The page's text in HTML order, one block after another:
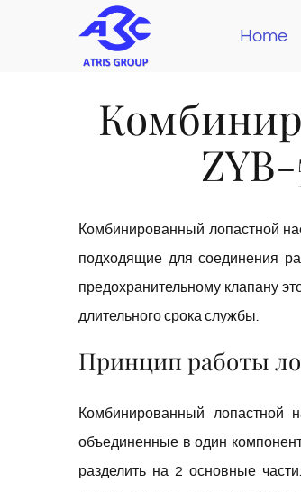
Home
Комбинированный лопастной
подходящие для соединения
предохранительному клапану
длительного срока службы.
Принцип работы
Комбинированный лопастной
объединенные в один
разделить на 2 основные